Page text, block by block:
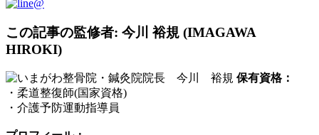
この記事の監修者: 今川 裕規 (IMAGAWA
HIROKI)
保有資格：
・柔道整復師(国家資格)
・介護予防運動指導員